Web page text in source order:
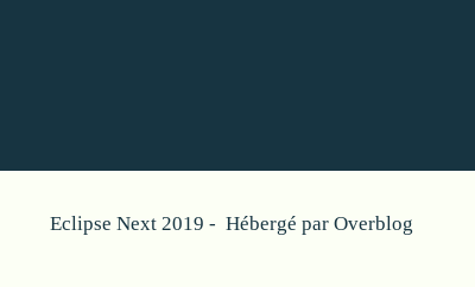
Eclipse Next 2019 - Hébergé par Overblog